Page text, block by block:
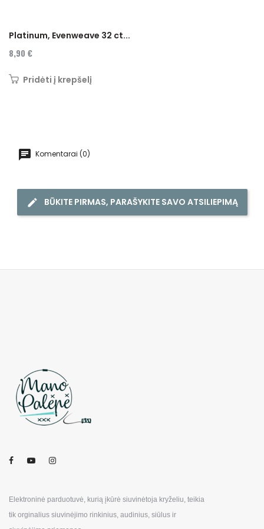
Platinum, Evenweave 32 ct...
8,90 €
Pridėti į krepšelį
Komentarai (0)
BŪKITE PIRMAS, PARAŠYKITE SAVO ATSILIEPIMĄ
Elektroninė parduotuvė, kurią įkūrė siuvinėtoja kryželiu, teikia
tik orginalius siuvinėjimo rinkinius, audinius, siūlus ir